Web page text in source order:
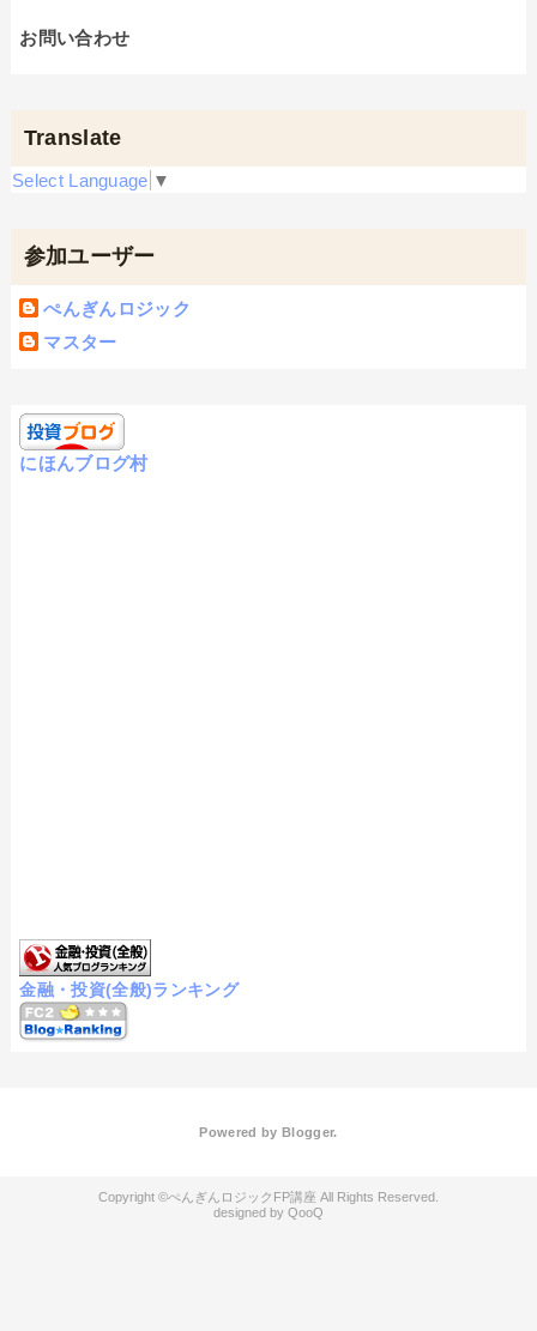
お問い合わせ
Translate
Select Language ▼
参加ユーザー
ぺんぎんロジック
マスター
にほんブログ村
金融・投資(全般)ランキング
Powered by Blogger.
ぺんぎんロジックFP講座
QooQ